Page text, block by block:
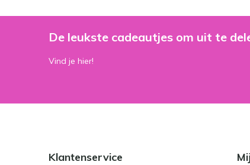
De leukste cadeautjes om uit te
Vind je hier!
Klantenservice